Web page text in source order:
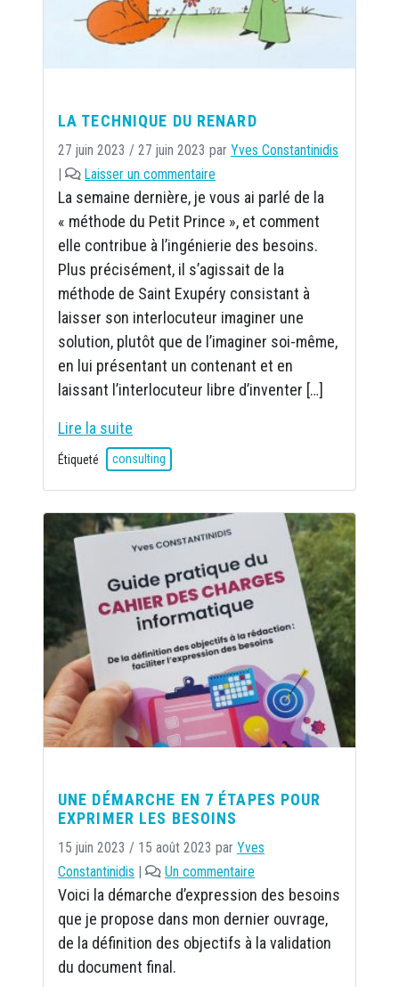
LA TECHNIQUE DU RENARD
27 juin 2023 / 27 juin 2023 par Yves Constantinidis
|
Laisser un commentaire
La semaine dernière, je vous ai parlé de la
« méthode du Petit Prince », et comment
elle contribue à l’ingénierie des besoins.
Plus précisément, il s’agissait de la
méthode de Saint Exupéry consistant à
laisser son interlocuteur imaginer une
solution, plutôt que de l’imaginer soi-même,
en lui présentant un contenant et en
laissant l’interlocuteur libre d’inventer […]
Lire la suite
Étiqueté consulting
UNE DÉMARCHE EN 7 ÉTAPES POUR
EXPRIMER LES BESOINS
15 juin 2023 / 15 août 2023 par Yves
Constantinidis | Un commentaire
u
U
n
Voici la démarche d’expression des besoins
que je propose dans mon dernier ouvrage,
de la définition des objectifs à la validation
du document final.